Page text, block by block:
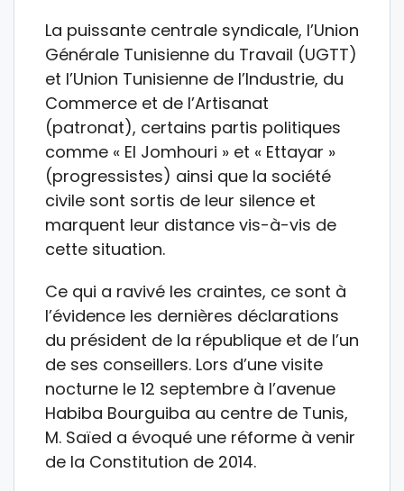
La puissante centrale syndicale, l’Union
Générale Tunisienne du Travail (UGTT)
et l’Union Tunisienne de l’Industrie, du
Commerce et de l’Artisanat
(patronat), certains partis politiques
comme « El Jomhouri » et « Ettayar »
(progressistes) ainsi que la société
civile sont sortis de leur silence et
marquent leur distance vis-à-vis de
cette situation.
Ce qui a ravivé les craintes, ce sont à
l’évidence les dernières déclarations
du président de la république et de l’un
de ses conseillers. Lors d’une visite
nocturne le 12 septembre à l’avenue
Habiba Bourguiba au centre de Tunis,
M. Saïed a évoqué une réforme à venir
de la Constitution de 2014.